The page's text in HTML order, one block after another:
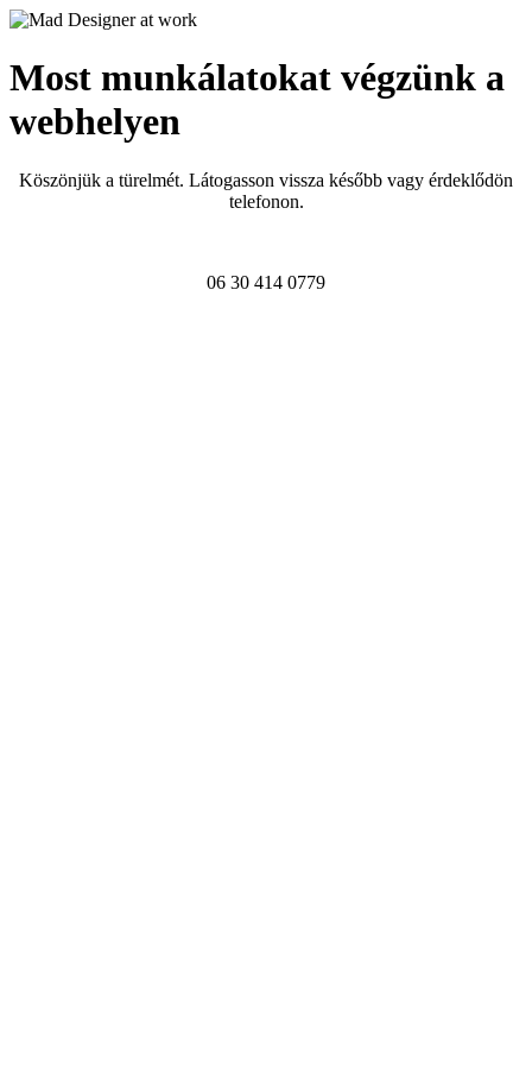
Most munkálatokat végzünk a
webhelyen
Köszönjük a türelmét. Látogasson vissza később vagy érdeklődön
telefonon.
06 30 414 0779